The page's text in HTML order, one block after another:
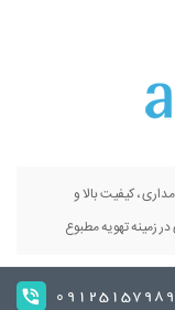
، کیفیت بالا و
زمینه تهویه مطبوع
09125157989